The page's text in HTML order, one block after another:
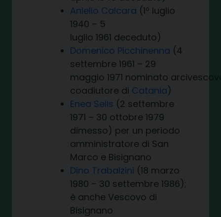
Aniello Calcara (1º luglio
1940 – 5
luglio 1961 deceduto)
Domenico Picchinenna (4
settembre 1961 – 29
maggio 1971 nominato
coadiutore di Catania)
Enea Selis (2 settembre
1971 – 30 ottobre 1979
dimesso) per un periodo
amministratore di San
Marco e Bisignano
Dino Trabalzini (18 marzo
1980 – 30 settembre 1986);
è anche Vescovo di
Bisignano